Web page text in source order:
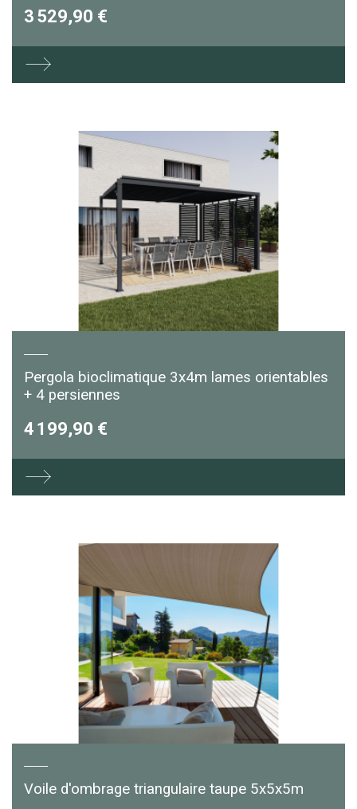
3 529,90 €
Pergola bioclimatique 3x4m lames orientables
+ 4 persiennes
4 199,90 €
Voile d'ombrage triangulaire taupe 5x5x5m